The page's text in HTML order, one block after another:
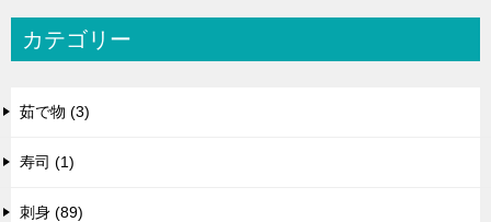
カテゴリー
茹で物 (3)
寿司 (1)
刺身 (89)